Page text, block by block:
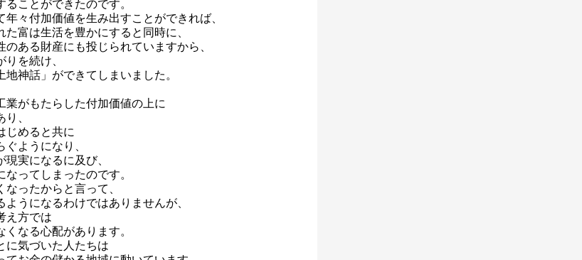
ることができたのです。
年々付加価値を生み出すことができれば、
た富は生活を豊かにすると同時に、
のある財産にも投じられていますから、
を続け、
地神話」ができてしまいました。
業がもたらした付加価値の上に
、
じめると共に
ようになり、
現実になるに及び、
ってしまったのです。
ったからと言って、
ようになるわけではありませんが、
え方では
くなる心配があります。
に気づいた人たちは